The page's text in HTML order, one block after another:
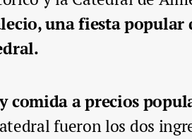
una fiesta popular
comida a precios
fueron los dos